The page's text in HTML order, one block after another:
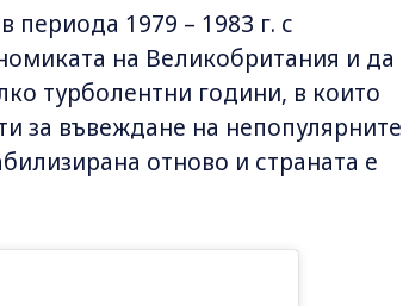
периода 1979 – 1983 г. с
на Великобритания и да
турболентни години, в които
за въвеждане на непопулярните
отново и страната е